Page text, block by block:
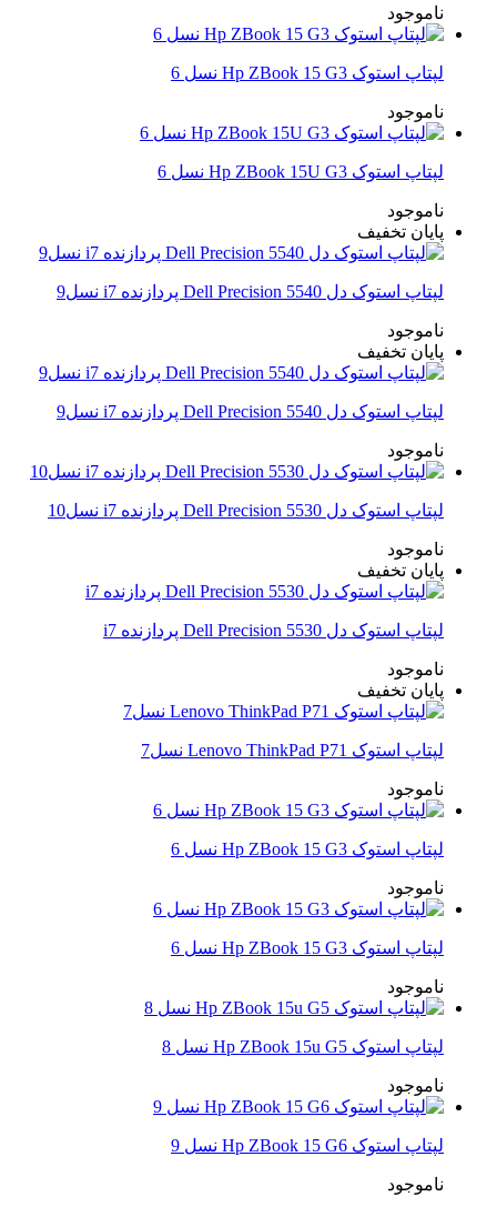
ناموجود
لپتاپ استوک Hp ZBook 15 G3 نسل 6
ناموجود
لپتاپ استوک Hp ZBook 15U G3 نسل 6
ناموجود
پایان تخفیف
لپتاپ استوک دل Dell Precision 5540 پردازنده i7 نسل9
ناموجود
پایان تخفیف
لپتاپ استوک دل Dell Precision 5540 پردازنده i7 نسل9
ناموجود
لپتاپ استوک دل Dell Precision 5530 پردازنده i7 نسل10
ناموجود
پایان تخفیف
لپتاپ استوک دل Dell Precision 5530 پردازنده i7
ناموجود
پایان تخفیف
لپتاپ استوک Lenovo ThinkPad P71 نسل7
ناموجود
لپتاپ استوک Hp ZBook 15 G3 نسل 6
ناموجود
لپتاپ استوک Hp ZBook 15 G3 نسل 6
ناموجود
لپتاپ استوک Hp ZBook 15u G5 نسل 8
ناموجود
لپتاپ استوک Hp ZBook 15 G6 نسل 9
ناموجود